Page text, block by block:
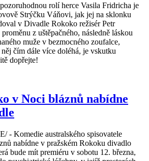
rolí herce Vasila Fridricha je
Strýčku Váňovi, jak jej na sklonku
v Divadle Rokoko režisér Petr
z uštěpačného, následně láskou
muže v bezmocného zoufalce,
čím dále více doléhá, je vskutku
dopřejte!
v Noci bláznů nabídne
- Komedie australského spisovatele
nabídne v pražském Rokoku divadlo
bude mít premiéru v sobotu 12. března,